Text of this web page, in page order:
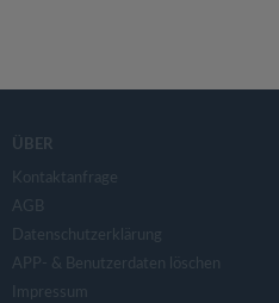
ÜBER
Kontaktanfrage
AGB
Datenschutzerklärung
APP- & Benutzerdaten löschen
Impressum